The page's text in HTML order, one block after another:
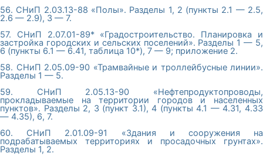
56. СНиП 2.03.13-88 «Полы». Разделы 1, 2 (пункты 2.1 — 2.5,
2.6 — 2.9), 3 — 7.
57. СНиП 2.07.01-89* «Градостроительство. Планировка и
застройка городских и сельских поселений». Разделы 1 — 5,
6 (пункты 6.1 — 6.41, таблица 10*), 7 — 9; приложение 2.
58. СНиП 2.05.09-90 «Трамвайные и троллейбусные линии».
Разделы 1 — 5.
59. СНиП 2.05.13-90 «Нефтепродуктопроводы,
прокладываемые на территории городов и населенных
пунктов». Разделы 2, 3 (пункт 3.1), 4 (пункты 4.1 — 4.31, 4.33
— 4.35), 6, 7.
60. СНиП 2.01.09-91 «Здания и сооружения на
подрабатываемых территориях и просадочных грунтах».
Разделы 1, 2.